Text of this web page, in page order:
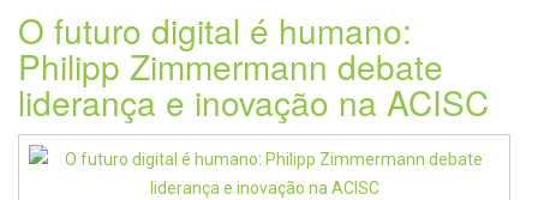
O futuro digital é humano:
Philipp Zimmermann debate
liderança e inovação na ACISC